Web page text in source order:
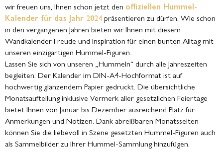
wir freuen uns, Ihnen schon jetzt den offiziellen Hummel-
Kalender für das Jahr 2024präsentieren zu dürfen. Wie schon
in den vergangenen Jahren bieten wir Ihnen mit diesem
Wandkalender Freude und Inspiration für einen bunten Alltag mit
unseren einzigartigen Hummel-Figuren.
Lassen Sie sich von unseren „Hummeln“ durch alle Jahreszeiten
begleiten: Der Kalender im DIN-A4-Hochformat ist auf
hochwertig glänzendem Papier gedruckt. Die übersichtliche
Monatsaufteilung inklusive Vermerk aller gesetzlichen Feiertage
bietet Ihnen von Januar bis Dezember ausreichend Platz für
Anmerkungen und Notizen. Dank abreißbaren Monatsseiten
können Sie die liebevoll in Szene gesetzten Hummel-Figuren auch
als Sammelbilder zu Ihrer Hummel-Sammlung hinzufügen.